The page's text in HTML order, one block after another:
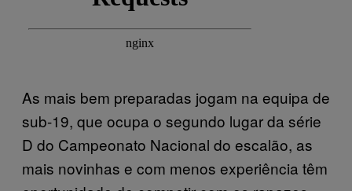
As mais bem preparadas jogam na equipa de
sub-19, que ocupa o segundo lugar da série
D do Campeonato Nacional do escalão, as
mais novinhas e com menos experiência têm